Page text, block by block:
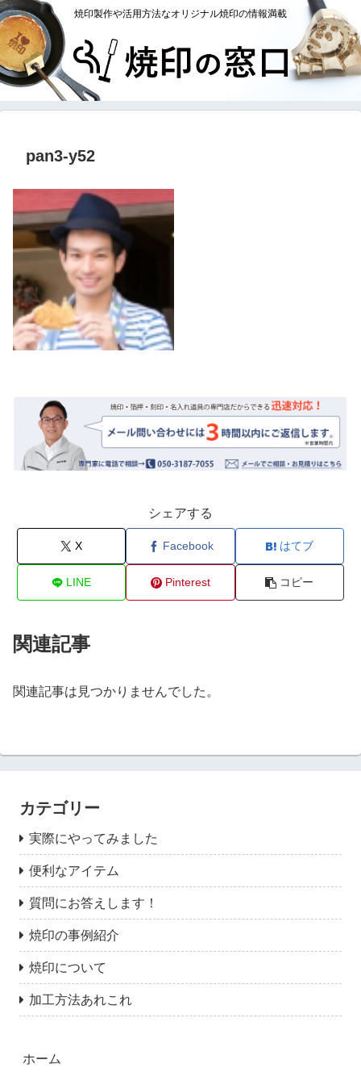
焼印製作や活用方法なオリジナル焼印の情報満載
pan3-y52
シェアする
X Facebook はてブ
LINE Pinterest コピー
関連記事
関連記事は見つかりませんでした。
カテゴリー
実際にやってみました
便利なアイテム
質問にお答えします！
焼印の事例紹介
焼印について
加工方法あれこれ
ホーム